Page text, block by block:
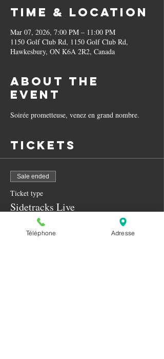
Time & Location
Mar 07, 2026, 7:00 PM – 11:00 PM
1150 Golf Club Rd, 1150 Golf Club Rd,
Hawkesbury, ON K6A 2R2, Canada
About the
event
Soirée prometteuse, venez en grand nombre.
Tickets
Sale ended
Ticket type
Sidetracks Live
CA$20.00
Téléphone Adresse